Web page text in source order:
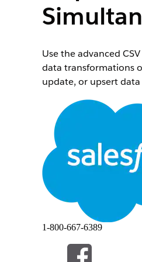
Use the advanced
data transformations
update, or upsert
Required Editions
Available in: Lightning
Available in:View
To import CSV data by
Before you use the
Engine (DPE)
From the App
If you don’t
1-800-667-6389